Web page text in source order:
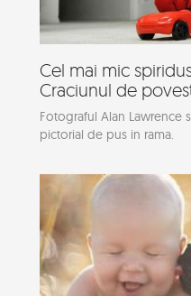
Cel mai mic
Craciunul de
Fotograful Alan Lawrence
pictorial de pus in rama.